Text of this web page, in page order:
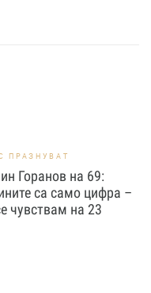
ПРАЗНУВАТ
Горанов на 69:
са само цифра –
чувствам на 23